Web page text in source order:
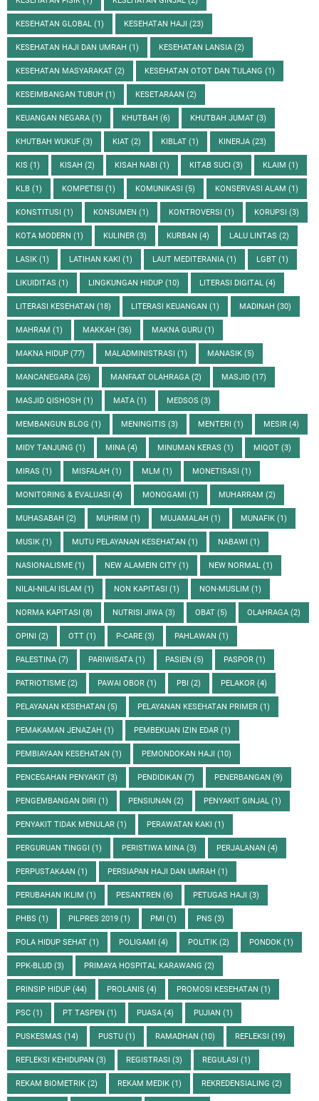
KESEHATAN GLOBAL (1) KESEHATAN HAJI (23)
KESEHATAN HAJI DAN UMRAH (1) KESEHATAN LANSIA (2)
KESEHATAN MASYARAKAT (2) KESEHATAN OTOT DAN TULANG (1)
KESEIMBANGAN TUBUH (1) KESETARAAN (2)
KEUANGAN NEGARA (1) KHUTBAH (6) KHUTBAH JUMAT (3)
KHUTBAH WUKUF (3) KIAT (2) KIBLAT (1) KINERJA (23)
KIS (1) KISAH (2) KISAH NABI (1) KITAB SUCI (3) KLAIM (1)
KLB (1) KOMPETISI (1) KOMUNIKASI (5) KONSERVASI ALAM (1)
KONSTITUSI (1) KONSUMEN (1) KONTROVERSI (1) KORUPSI (3)
KOTA MODERN (1) KULINER (3) KURBAN (4) LALU LINTAS (2)
LASIK (1) LATIHAN KAKI (1) LAUT MEDITERANIA (1) LGBT (1)
LIKUIDITAS (1) LINGKUNGAN HIDUP (10) LITERASI DIGITAL (4)
LITERASI KESEHATAN (18) LITERASI KEUANGAN (1) MADINAH (30)
MAHRAM (1) MAKKAH (36) MAKNA GURU (1)
MAKNA HIDUP (77) MALADMINISTRASI (1) MANASIK (5)
MANCANEGARA (26) MANFAAT OLAHRAGA (2) MASJID (17)
MASJID QISHOSH (1) MATA (1) MEDSOS (3)
MEMBANGUN BLOG (1) MENINGITIS (3) MENTERI (1) MESIR (4)
MIDY TANJUNG (1) MINA (4) MINUMAN KERAS (1) MIQOT (3)
MIRAS (1) MISFALAH (1) MLM (1) MONETISASI (1)
MONITORING & EVALUASI (4) MONOGAMI (1) MUHARRAM (2)
MUHASABAH (2) MUHRIM (1) MUJAMALAH (1) MUNAFIK (1)
MUSIK (1) MUTU PELAYANAN KESEHATAN (1) NABAWI (1)
NASIONALISME (1) NEW ALAMEIN CITY (1) NEW NORMAL (1)
NILAI-NILAI ISLAM (1) NON KAPITASI (1) NON-MUSLIM (1)
NORMA KAPITASI (8) NUTRISI JIWA (3) OBAT (5) OLAHRAGA (2)
OPINI (2) OTT (1) P-CARE (3) PAHLAWAN (1)
PALESTINA (7) PARIWISATA (1) PASIEN (5) PASPOR (1)
PATRIOTISME (2) PAWAI OBOR (1) PBI (2) PELAKOR (4)
PELAYANAN KESEHATAN (5) PELAYANAN KESEHATAN PRIMER (1)
PEMAKAMAN JENAZAH (1) PEMBEKUAN IZIN EDAR (1)
PEMBIAYAAN KESEHATAN (1) PEMONDOKAN HAJI (10)
PENCEGAHAN PENYAKIT (3) PENDIDIKAN (7) PENERBANGAN (9)
PENGEMBANGAN DIRI (1) PENSIUNAN (2) PENYAKIT GINJAL (1)
PENYAKIT TIDAK MENULAR (1) PERAWATAN KAKI (1)
PERGURUAN TINGGI (1) PERISTIWA MINA (3) PERJALANAN (4)
PERPUSTAKAAN (1) PERSIAPAN HAJI DAN UMRAH (1)
PERUBAHAN IKLIM (1) PESANTREN (6) PETUGAS HAJI (3)
PHBS (1) PILPRES 2019 (1) PMI (1) PNS (3)
POLA HIDUP SEHAT (1) POLIGAMI (4) POLITIK (2) PONDOK (1)
PPK-BLUD (3) PRIMAYA HOSPITAL KARAWANG (2)
PRINSIP HIDUP (44) PROLANIS (4) PROMOSI KESEHATAN (1)
PSC (1) PT TASPEN (1) PUASA (4) PUJIAN (1)
PUSKESMAS (14) PUSTU (1) RAMADHAN (10) REFLEKSI (19)
REFLEKSI KEHIDUPAN (3) REGISTRASI (3) REGULASI (1)
REKAM BIOMETRIK (2) REKAM MEDIK (1) REKREDENSIALING (2)